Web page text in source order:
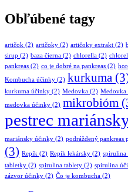
Obľúbené tagy
artičok (2) artičoky (2) artičoky extrakt (2)
sirup (2) baza čierna (2) chlorella (2)
pankreas (2) co je dobré na pankreas (2)
Kombucha účinky (2) kurkuma
kurkuma účinky (2) Medovka (2) Medovka
medovka účinky (2) mikrobióm
pestrec
mariánsky účinky (2) podráždený pankreas
(3) Repík (2) Repík lekársky (2) spirulina
tabletky (2) spirulina tablety (2) spirulina
zázvor účinky (2) Čo je kombucha (2)